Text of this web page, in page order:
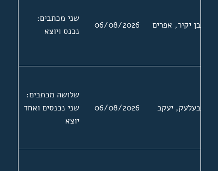
בן יקיר, אפרים 06/08/2026
שני מכתבים:
נכנס ויוצא
בעלעק, יעקב 06/08/2026
שלושה מכתבים:
שני נכנסים ואחד
יוצא